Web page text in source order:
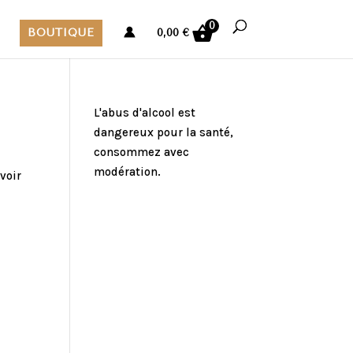
BOUTIQUE 0,00€
0
L'abus d'alcool est
dangereux pour la santé,
consommez avec
modération.